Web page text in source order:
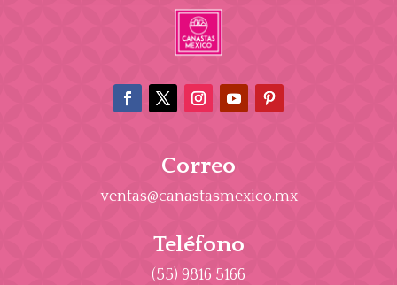
Correo
ventas@canastasmexico.mx
Teléfono
(55) 9816 5166